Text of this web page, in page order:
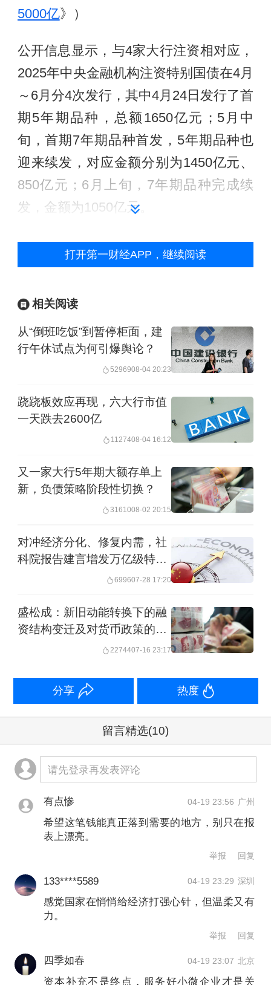
5000亿》）
公开信息显示，与4家大行注资相对应，
2025年中央金融机构注资特别国债在4月
～6月分4次发行，其中4月24日发行了首
期5年期品种，总额1650亿元；5月中
旬，首期7年期品种首发，5年期品种也
迎来续发，对应金额分别为1450亿元、
850亿元；6月上旬，7年期品种完成续
发，金额为1050亿元。
根据前期公告，交通银行、中国银行、
邮储银行、建设银行去年分别通过定增
元、1050亿元，其中财政部认购1124.2
亿元、1650亿元、1175.8亿元、1050亿
元，合计出资5000亿元，资金来源为中
央金融机构注资特别国债。
今年的政府工作报告明确，今年拟发行
特别国债3000亿元，支持国有大型商业
为全国系统性重要银行，其中工、农、
中、建、交五大行为全球系统重要性银
率要求。在受访人士看来，考虑到银行
净息差逐年下降且已处于历史低位，国
是为帮助六大行进一步提升资产投放能
力和服务实体经济的能力，助力其可持
根据国家金融监督管理总局局长李云泽
筹推进、分期分批有序实施。目前，去
备受关注。在今年3月底召开的2025年度
业绩发布会上，工商银行董事会秘书田
枫林在回答核心一级资本补充问题时表
示：“今年政府工作报告中提到，拟发行
特别国债3000亿元，支持国有大型商业
银行补充资本。具体情况以工商银行正
据中金公司测算，此番注资后，3000亿
打开第一财经APP，继续阅读
相关阅读
从“倒班吃饭”到暂停柜面，建
行午休试点为何引爆舆论？
5296908-04 20:23
跷跷板效应再现，六大行市值
一天跌去2600亿
1127408-04 16:12
又一家大行5年期大额存单上
新，负债策略阶段性切换？
3161008-02 20:15
对冲经济分化、修复内需，社
科院报告建言增发万亿级特别
699607-28 17:20
盛松成：新旧动能转换下的融
资结构变迁及对货币政策的思
2274407-16 23:17
分享 热度
留言精选(10)
请先登录再发表评论
有点惨 04-19 23:56 广州
希望这笔钱能真正落到需要的地方，别只在报
表上漂亮。
举报 回复
133****5589 04-19 23:29 深圳
感觉国家在悄悄给经济打强心针，但温柔又有
力。
举报 回复
四季如春 04-19 23:07 北京
资本补充不是终点，服务好小微企业才是关